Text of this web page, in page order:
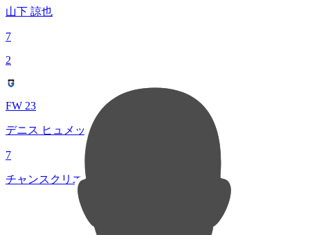
山下 諒也
7
2
FW 23
デニス ヒュメット
7
チャンスクリエイト総数